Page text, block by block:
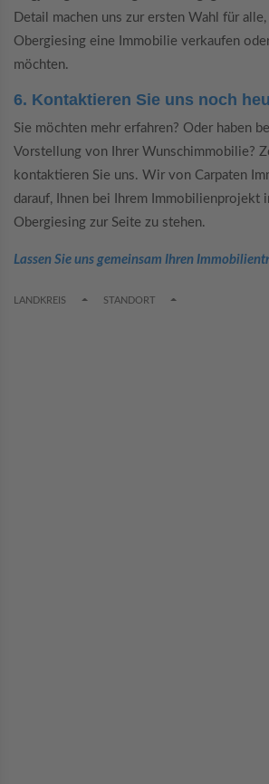
Detail machen uns zur ersten Wahl für
Obergiesing eine Immobilie verkaufen
möchten.
6. Kontaktieren Sie uns noch
Sie möchten mehr erfahren? Oder haben
Vorstellung von Ihrer Wunschimmobilie?
kontaktieren Sie uns. Wir von Carpaten
darauf, Ihnen bei Ihrem Immobilienprojekt
Obergiesing zur Seite zu stehen.
Lassen Sie uns gemeinsam Ihren
LANDKREIS TOGGLE DROPDOWN
STANDORT TOGGLE DROPDOWN